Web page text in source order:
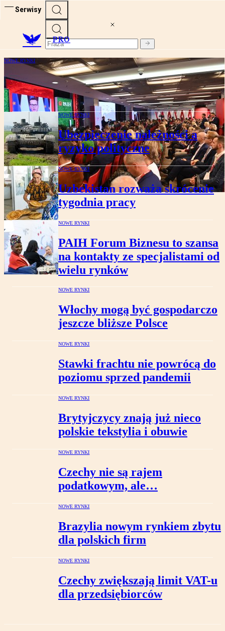
Serwisy
PRO
NOWE RYNKI
Firmy chcą sprzedawać za granicę
NOWE RYNKI
Ubezpieczenie należności a
ryzyko polityczne
NOWE RYNKI
Uzbekistan rozważa skrócenie
tygodnia pracy
NOWE RYNKI
PAIH Forum Biznesu to szansa
na kontakty ze specjalistami od
wielu rynków
NOWE RYNKI
Włochy mogą być gospodarczo
jeszcze bliższe Polsce
NOWE RYNKI
Stawki frachtu nie powrócą do
poziomu sprzed pandemii
NOWE RYNKI
Brytyjczycy znają już nieco
polskie tekstylia i obuwie
NOWE RYNKI
Czechy nie są rajem
podatkowym, ale…
NOWE RYNKI
Brazylia nowym rynkiem zbytu
dla polskich firm
NOWE RYNKI
Czechy zwiększają limit VAT-u
dla przedsiębiorców